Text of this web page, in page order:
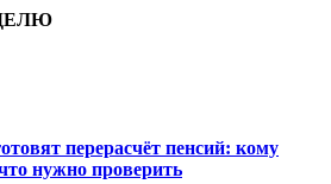
перерасчёт пенсий: кому
нужно проверить